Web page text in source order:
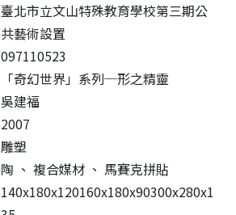
臺北市立文山特殊教育學校第三期公
共藝術設置
097110523
「奇幻世界」系列─形之精靈
吳建福
2007
雕塑
陶 、 複合媒材 、 馬賽克拼貼
140x180x120160x180x90300x280x1